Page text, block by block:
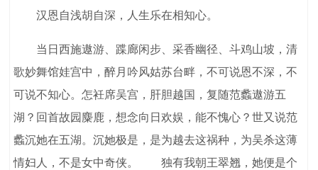
汉恩自浅胡自深，人生乐在相知心。
当日西施遨游、蹀廊闲步、采香幽径、斗鸡山坡，清
歌妙舞馆娃宫中，醉月吟风姑苏台畔，不可说恩不深，不
可说不知心。怎衽席吴宫，肝胆越国，复随范蠡遨游五
湖？回首故园麋鹿，想念向日欢娱，能不愧心？世又说范
蠡沉她在五湖。沉她极是，是为越去这祸种，为吴杀这薄
情妇人，不是女中奇侠。 独有我朝王翠翘，她便是个